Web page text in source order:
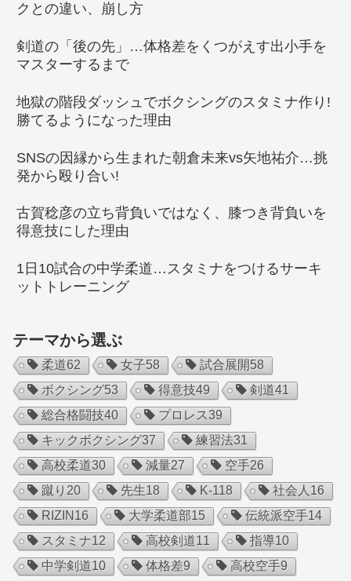
クとの違い、崩し方
剣道の「後の先」…体格差をくつがえす出小手を
マスターするまで
地獄の階段ダッシュでボクシングのスタミナ作り!
勝てるようになった理由
SNSの因縁から生まれた朝倉未来vs矢地祐介…挑
発から殴り合い!
古賀稔彦の立ち背負いではなく、膝つき背負いを
得意技にした理由
1日10試合の中学柔道…スタミナをつけるサーキ
ットトレーニング
テーマから選ぶ
柔道62 女子58 試合展開58
ボクシング53 得意技49 剣道41
総合格闘技40 プロレス39
キックボクシング37 練習法31
高校柔道30 減量27 空手26
蹴り 20 先生18 K-118 社会人16
RIZIN 16 大学柔道部15 伝統派空手14
スタミナ12 高校剣道11 指導10
中学剣道10 体格差9 高校空手9